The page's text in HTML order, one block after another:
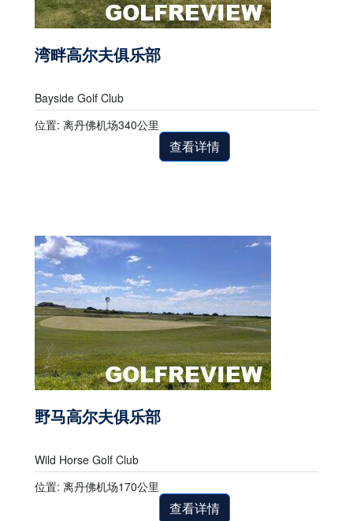
湾畔高尔夫俱乐部
Bayside Golf Club
位置: 离丹佛机场340公里
查看详情
野马高尔夫俱乐部
Wild Horse Golf Club
位置: 离丹佛机场170公里
查看详情